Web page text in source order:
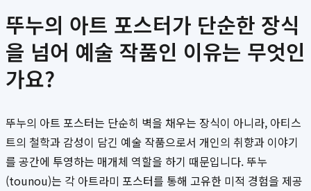
뚜누의 아트 포스터가 단순한 장식
을 넘어 예술 작품인 이유는 무엇인
가요?
뚜누의 아트 포스터는 단순히 벽을 채우는 장식이 아니라, 아티스
트의 철학과 감성이 담긴 예술 작품으로서 개인의 취향과 이야기
를 공간에 투영하는 매개체 역할을 하기 때문입니다. 뚜누
(tounou)는 각 아트라미 포스터를 통해 고유한 미적 경험을 제공